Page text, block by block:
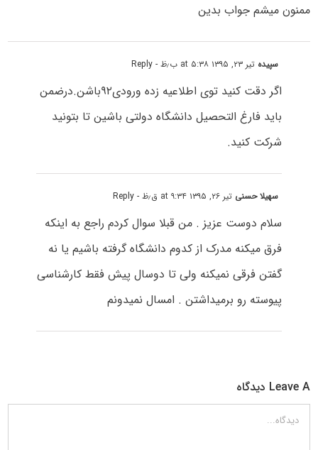
ممنون میشم جواب بدین
سپیده تیر ۲۳, ۱۳۹۵ at ۵:۳۸ ب٫ظ - Reply
اگر دقت کنید توی اطلاعیه زده ورودی۹۲باشن.درضمن
باید فارغ التحصیل دانشگاه دولتی باشین تا بتونید
شرکت کنید.
سهیلا حسنی تیر ۲۶, ۱۳۹۵ at ۹:۳۴ ق٫ظ - Reply
سلام دوست عزیز . من قبلا سوال کردم راجع به اینکه
فرق میکنه مدرک از کدوم دانشگاه گرفته باشیم یا نه
گفتن فرقی نمیکنه ولی تا دوسال پیش فقط کارشناسی
پیوسته رو برمیداشتن . امسال نمیدونم
Leave A دیدگاه
دیدگاه